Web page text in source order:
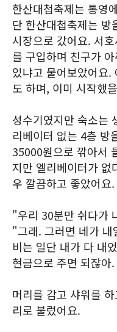
한산대첩축제는 통영
단 한산대첩축제는 방
시장으로 갔어요. 서
를 구입하며 친구가
있냐고 물어보았어요.
도 하며, 이미 시작했
성수기였지만 숙소는
리베이터 없는 4층 방
35000원으로 깎아서
지만 엘리베이터가 없
우 깔끔하고 좋았어요.
"우리 30분만 쉬다가
"그래. 그러면 네가
비는 일단 내가 다 내
현금으로 주면 되잖
머리를 감고 샤워를
리로 불렀어요.